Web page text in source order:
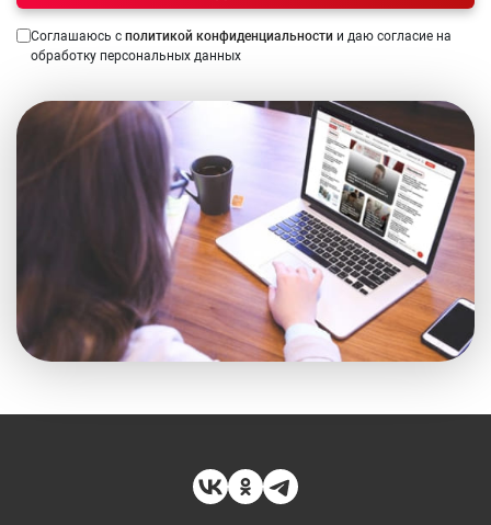
Соглашаюсь с политикой конфиденциальности и даю согласие на
обработку персональных данных